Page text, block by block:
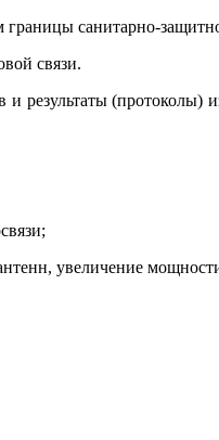
санитарно-
связи.
результаты (протоколы)
увеличение мощности